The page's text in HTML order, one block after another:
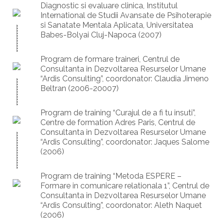
Diagnostic si evaluare clinica, Institutul
International de Studii Avansate de Psihoterapie
si Sanatate Mentala Aplicata, Universitatea
Babes-Bolyai Cluj-Napoca (2007)
Program de formare traineri, Centrul de
Consultanta in Dezvoltarea Resurselor Umane
“Ardis Consulting”, coordonator: Claudia Jimeno
Beltran (2006-20007)
Program de training “Curajul de a fi tu insuti”,
Centre de formation Adres Paris, Centrul de
Consultanta in Dezvoltarea Resurselor Umane
“Ardis Consulting”, coordonator: Jaques Salome
(2006)
Program de training “Metoda ESPERE –
Formare in comunicare relationala 1”, Centrul de
Consultanta in Dezvoltarea Resurselor Umane
“Ardis Consulting”, coordonator: Aleth Naquet
(2006)